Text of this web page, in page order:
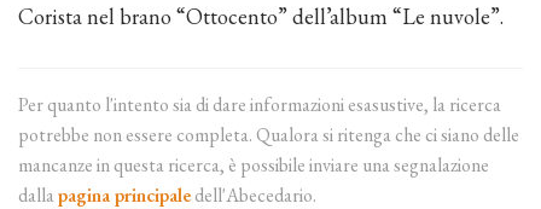
Corista nel brano “Ottocento” dell’album “Le nuvole”.
Per quanto l'intento sia di dare informazioni esasustive, la ricerca
potrebbe non essere completa. Qualora si ritenga che ci siano delle
mancanze in questa ricerca, è possibile inviare una segnalazione
dallapagina principaledell'Abecedario.